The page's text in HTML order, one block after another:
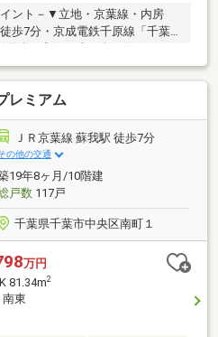
ント－▼立地・京葉線・内房
歩7分・京成電鉄千原線「千葉
チン・WIC・2WAYのマルチクロ
収納有・24時間ゴミ出し可能・
る宅配ボックス▼周辺環境・ベ
徒歩3分(約170m)・セブン-イレブ
歩2分(約150m)・マツモトキヨシ
分(約250m)■ ご希望の住まい探
━━━━━・・・物件の詳細・ご
合わせください。
レミアム
ＪＲ京葉線 蘇我駅 徒歩7分
の他の交通
19年8ヶ月/10階建
戸数117戸
千葉県千葉市中央区南町１
万円
81.34m2
東